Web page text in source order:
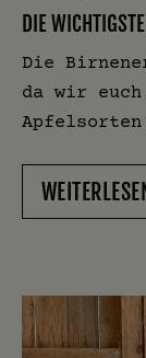
DIE
Die
da wir